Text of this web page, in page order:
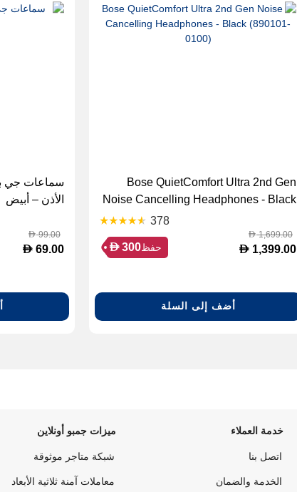
Bose QuietComfort Ultra 2nd Gen
Noise Cancelling Headphones - Black
378
D1,699.00
D 1,399.00 حفظ D 300
أضف إلى السلة
الأذن – أبيض
D99.00
D 69.00
خدمة العملاء
اتصل بنا
الخدمة والضمان
ميزات جمبو أونلاين
شبكة متاجر موثوقة
معاملات آمنة ثلاثية الأبعاد